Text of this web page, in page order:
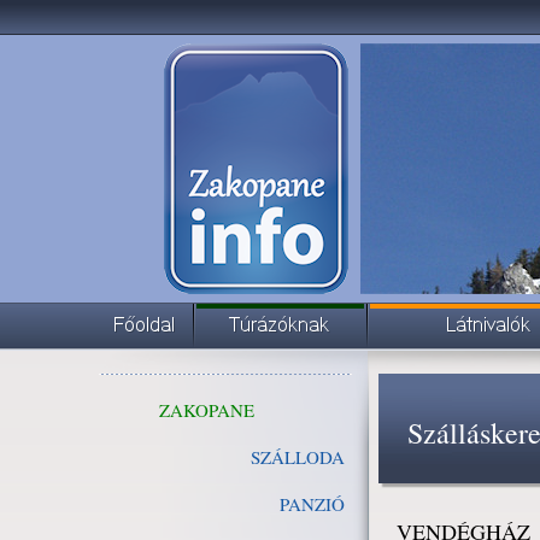
ZAKOPANE
SZÁLLODA
PANZIÓ
VENDÉGHÁZ